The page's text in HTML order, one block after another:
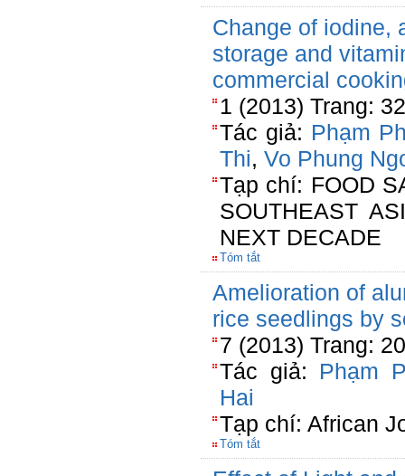
Change of iodine,
storage and
commercial
1 (2013) Trang: 32
Tác giả: Phạm
Thi, Vo Phung
Tạp chí: FOOD
SOUTHEAST
NEXT DECADE
Tóm tắt
Amelioration of
rice seedlings by
7 (2013) Trang:
Tác giả: Phạm
Hai
Tạp chí: African
Tóm tắt